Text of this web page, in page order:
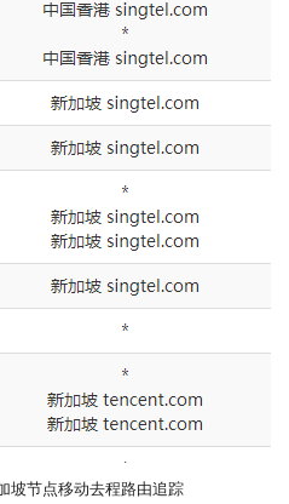
坡节点移动去程路由追踪